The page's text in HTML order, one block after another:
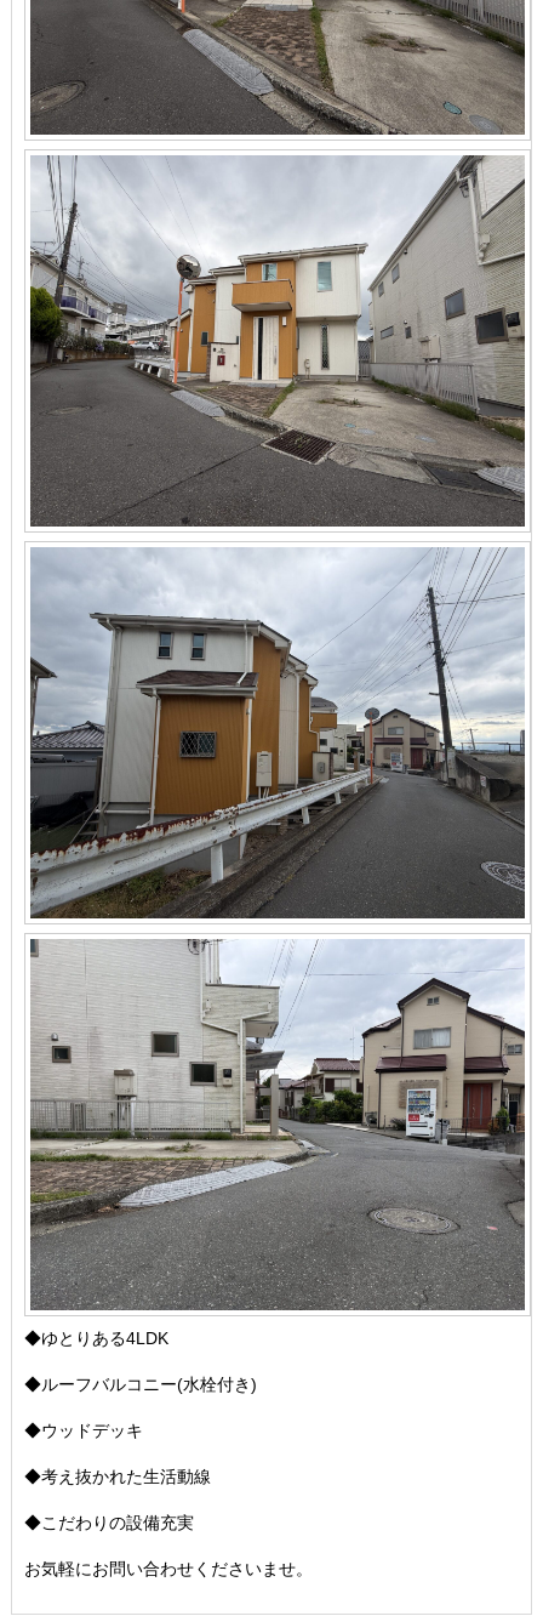
◆ゆとりある4LDK
◆ルーフバルコニー(水栓付き)
◆ウッドデッキ
◆考え抜かれた生活動線
◆こだわりの設備充実
お気軽にお問い合わせくださいませ。